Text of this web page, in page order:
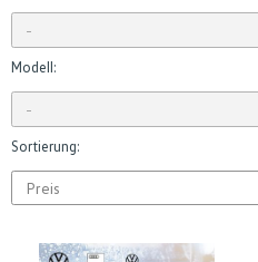
Modell:
Sortierung: